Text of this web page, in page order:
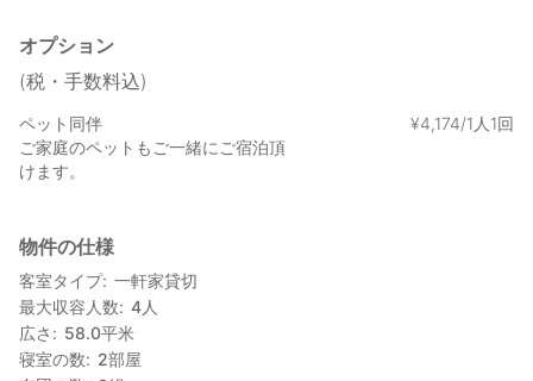
オプション
(税・手数料込)
ペット同伴
ご家庭のペットもご一緒にご宿泊頂
けます。
¥4,174/1人1回
物件の仕様
客室タイプ 一軒家貸切
最大収容人数
4人
広さ
58.0平米
寝室の数
2部屋